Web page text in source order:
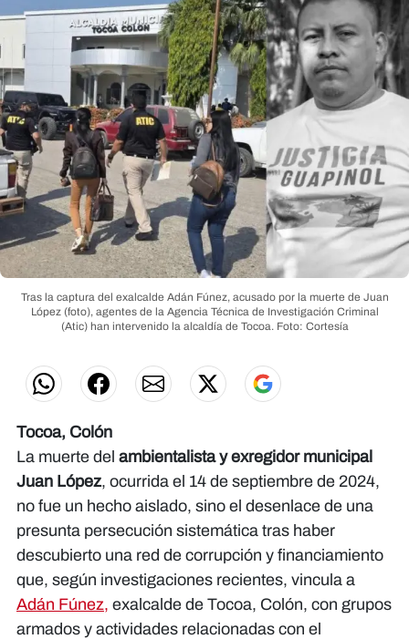
Tras la captura del exalcalde Adán Fúnez, acusado por la muerte de Juan
López (foto), agentes de la Agencia Técnica de Investigación Criminal
(Atic) han intervenido la alcaldía de Tocoa. Foto: Cortesía
Tocoa, Colón
La muerte del ambientalista y exregidor municipal
Juan López, ocurrida el 14 de septiembre de 2024,
no fue un hecho aislado, sino el desenlace de una
presunta persecución sistemática tras haber
descubierto una red de corrupción y financiamiento
que, según investigaciones recientes, vincula a
Adán Fúnez, exalcalde de Tocoa, Colón, con grupos
armados y actividades relacionadas con el